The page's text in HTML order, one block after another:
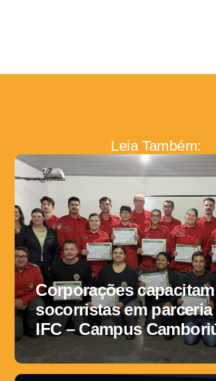
Leia Também:
Corporações capacitam
socorristas em
IFC – Campus